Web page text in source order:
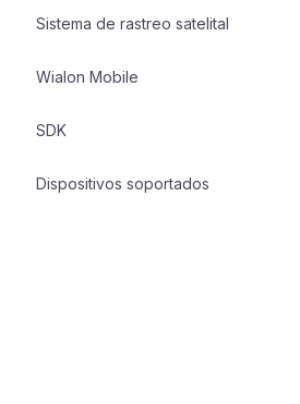
Sistema de rastreo satelital
Wialon Mobile
SDK
Dispositivos soportados